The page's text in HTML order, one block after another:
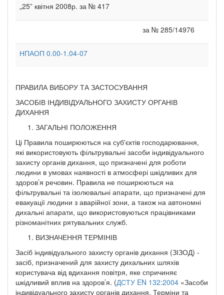
„25” квітня 2008р. за № 417
за № 285/14976
НПАОП 0.00-1.04-07
ПРАВИЛА ВИБОРУ ТА ЗАСТОСУВАННЯ
ЗАСОБІВ ІНДИВІДУАЛЬНОГО ЗАХИСТУ ОРГАНІВ
ДИХАННЯ
ЗАГАЛЬНІ ПОЛОЖЕННЯ
Ці Правила поширюються на суб'єктів господарювання,
які використовують фільтрувальні засоби індивідуального
захисту органів дихання, що призначені для роботи
людини в умовах наявності в атмосфері шкідливих для
здоров’я речовин. Правила не поширюються на
фільтрувальні та ізолювальні апарати, що призначені для
евакуації людини з аварійної зони, а також на автономні
дихальні апарати, що використовуються працівниками
різноманітних рятувальних служб.
ВИЗНАЧЕННЯ ТЕРМІНІВ
Засіб індивідуального захисту органів дихання (ЗІЗОД) -
засіб, призначений для захисту дихальних шляхів
користувача від вдихання повітря, яке спричиняє
шкідливий вплив на здоров’я. (ДСТУ EN 132:2004 «Засоби
індивідуального захисту органів дихання. Терміни та